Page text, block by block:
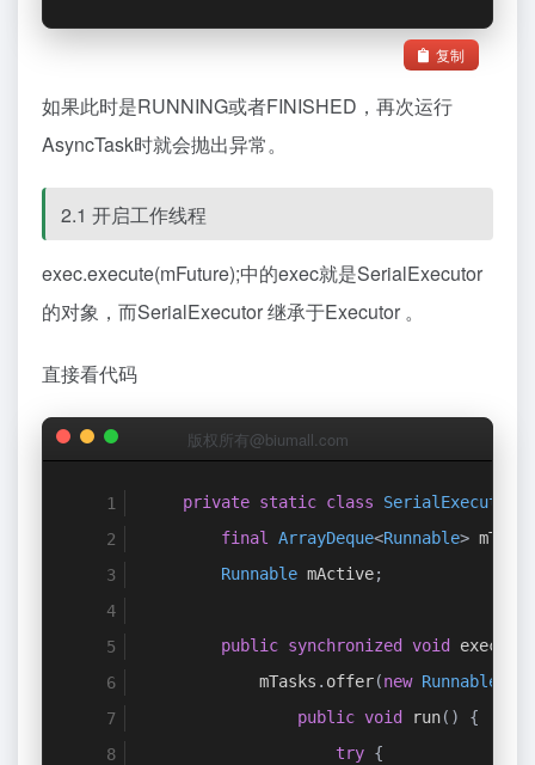
复制
如果此时是RUNNING或者FINISHED，再次运行
AsyncTask时就会抛出异常。
2.1 开启工作线程
exec.execute(mFuture);中的exec就是SerialExecutor
的对象，而SerialExecutor 继承于Executor 。
直接看代码
版权所有@biumall.com
private static class SerialExecutor
final ArrayDeque<Runnable>
Runnable mActive;
public synchronized void execute
            mTasks
. offer(new Runnable
public void run()
{
try {